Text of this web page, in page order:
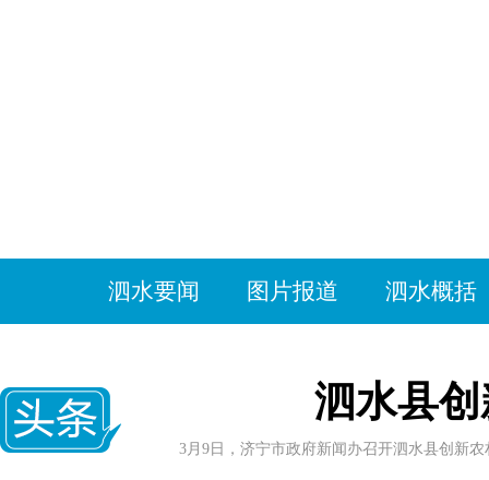
泗水要闻 图片报道 泗水概括
泗水县
3月9日，济宁市政府新闻办召开泗水县创新